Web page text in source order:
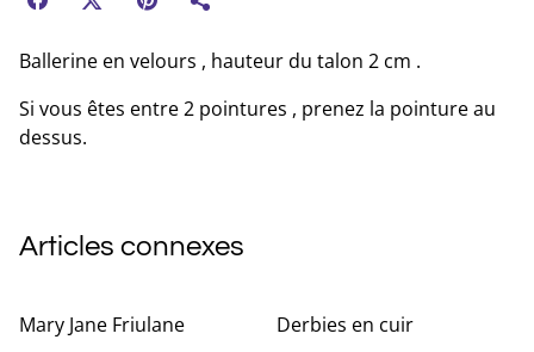
Ballerine en velours , hauteur du talon 2 cm .
Si vous êtes entre 2 pointures , prenez la pointure au
dessus.
Articles connexes
Mary Jane Friulane
Derbies en cuir